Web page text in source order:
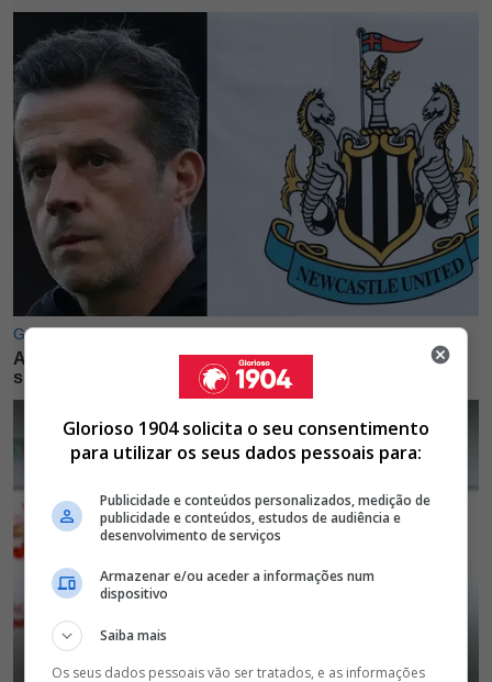
Glorioso 1904 solicita o seu consentimento
para utilizar os seus dados pessoais para:
Publicidade e conteúdos personalizados, medição de
publicidade e conteúdos, estudos de audiência e
desenvolvimento de serviços
Armazenar e/ou aceder a informações num
dispositivo
Saiba mais
Os seus dados pessoais vão ser tratados, e as informações